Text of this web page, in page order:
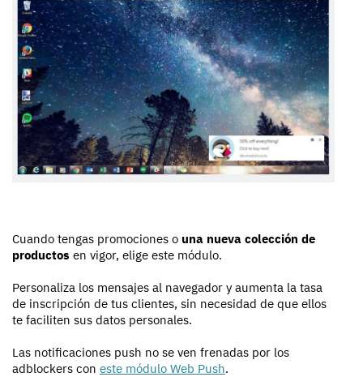
Cuando tengas promociones o una nueva colección de
productos en vigor, elige este módulo.
Personaliza los mensajes al navegador y aumenta la tasa
de inscripción de tus clientes, sin necesidad de que ellos
te faciliten sus datos personales.
Las notificaciones push no se ven frenadas por los
adblockers con este módulo Web Push.